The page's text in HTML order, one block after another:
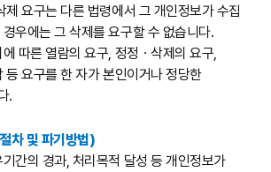
요구는 다른 법령에서 그 개인정보가 수집
우에는 그 삭제를 요구할 수 없습니다.
따른 열람의 요구, 정정ㆍ삭제의 요구,
등 요구를 한 자가 본인이거나 정당한
.
차 및 파기방법)
간의 경과, 처리목적 달성 등 개인정보가